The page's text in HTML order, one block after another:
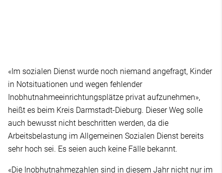
«Im sozialen Dienst wurde noch niemand angefragt, Kinder
in Notsituationen und wegen fehlender
Inobhutnahmeeinrichtungsplätze privat aufzunehmen»,
heißt es beim Kreis Darmstadt-Dieburg. Dieser Weg solle
auch bewusst nicht beschritten werden, da die
Arbeitsbelastung im Allgemeinen Sozialen Dienst bereits
sehr hoch sei. Es seien auch keine Fälle bekannt.
«Die Inobhutnahmezahlen sind in diesem Jahr nicht nur im